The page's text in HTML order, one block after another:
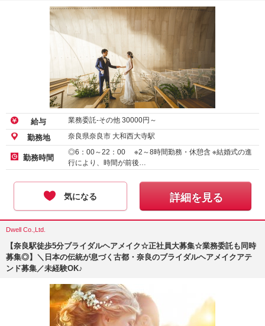
給与 業務委託-その他 30000円～
勤務地 奈良県奈良市 大和西大寺駅
勤務時間
◎6：00～22：00 ※2～8時間勤務・休憩含 ※結婚式の進
行により、時間が前後…
気になる 詳細を見る
Dwell Co.,Ltd.
【奈良駅徒歩5分ブライダルヘアメイク☆正社員大募集☆業務委託も同時
募集◎】＼日本の伝統が息づく古都・奈良のブライダルヘアメイクアテ
ンド募集／未経験OK♪